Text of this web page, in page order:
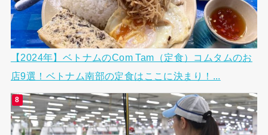
【2024年】ベトナムのCom Tam（定食）コムタムのお
店9選！ベトナム南部の定食はここに決まり！...